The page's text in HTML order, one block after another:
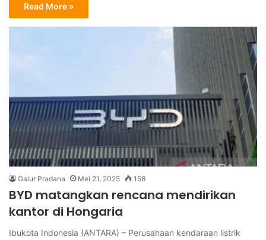
Read More »
Galur Pradana Mei 21, 2025 158
BYD matangkan rencana mendirikan
kantor di Hongaria
Ibukota Indonesia (ANTARA) – Perusahaan kendaraan listrik